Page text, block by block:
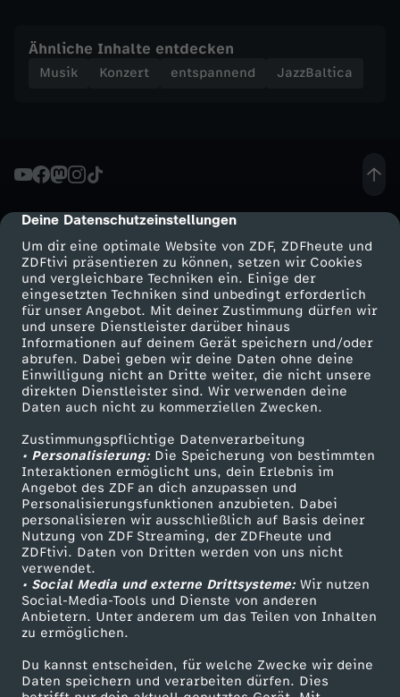
cmp-dialog-description
Deine Datenschutzeinstellungen
Um dir eine optimale Website von ZDF, ZDFheute und
ZDFtivi präsentieren zu können, setzen wir Cookies
und vergleichbare Techniken ein. Einige der
eingesetzten Techniken sind unbedingt erforderlich
für unser Angebot. Mit deiner Zustimmung dürfen wir
und unsere Dienstleister darüber hinaus
Informationen auf deinem Gerät speichern und/oder
abrufen. Dabei geben wir deine Daten ohne deine
Einwilligung nicht an Dritte weiter, die nicht unsere
direkten Dienstleister sind. Wir verwenden deine
Daten auch nicht zu kommerziellen Zwecken.
Zustimmungspflichtige Datenverarbeitung
• Personalisierung:Die Speicherung von bestimmten
Interaktionen ermöglicht uns, dein Erlebnis im
Angebot des ZDF an dich anzupassen und
Personalisierungsfunktionen anzubieten. Dabei
personalisieren wir ausschließlich auf Basis deiner
Nutzung von ZDF Streaming, der ZDFheute und
ZDFtivi. Daten von Dritten werden von uns nicht
verwendet.
• Social Media und externe Drittsysteme:Wir nutzen
Social-Media-Tools und Dienste von anderen
Anbietern. Unter anderem um das Teilen von Inhalten
zu ermöglichen.
Du kannst entscheiden, für welche Zwecke wir deine
Daten speichern und verarbeiten dürfen. Dies
-
n
t
h
e
M
o
"
Ähnliche Inhalte entdecken
Musik Konzert entspannend JazzBaltica
Mehr ZDF
ZDF-Apps
Smart TV
ZDFtext
Livestreams
Sendungen A-Z
TV-Programm
Service
ZDFmitreden
Kontakt zum ZDF
Tickets
Zuschauerservice
Hilfe
ZDF Unternehmen
Karriere
ZDF goes Schule